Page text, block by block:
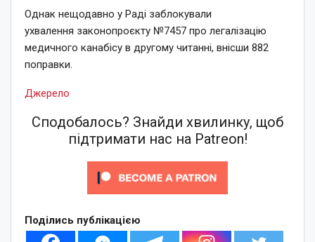
Однак нещодавно у Раді заблокували
ухвалення законопроєкту №7457 про легалізацію
медичного канабісу в другому читанні, внісши 882
поправки.
Джерело
Сподобалось? Знайди хвилинку, щоб
підтримати нас на Patreon!
Поділись публікацією